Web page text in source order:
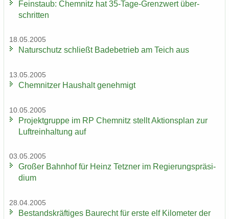
Fein­staub: Chem­nitz hat 35-​Tage-Grenzwert über­
schrit­ten
18.05.2005
Na­tur­schutz schließt Ba­de­be­trieb am Teich aus
13.05.2005
Chem­nit­zer Haus­halt ge­neh­migt
10.05.2005
Pro­jekt­grup­pe im RP Chem­nitz stellt Ak­ti­ons­plan zur
Luft­rein­hal­tung auf
03.05.2005
Gro­ßer Bahn­hof für Heinz Tetz­ner im Re­gie­rungs­prä­si­
di­um
28.04.2005
Be­stands­kräf­ti­ges Bau­recht für erste elf Ki­lo­me­ter der